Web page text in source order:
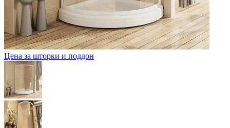
Цена за шторки и поддон